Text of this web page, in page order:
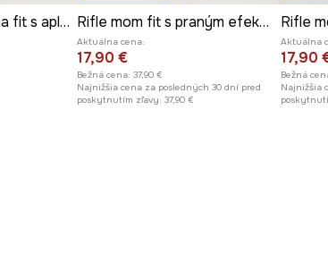
Bavlnené rifle mama fit s aplikáciou
Rifle mom fit s praným efektom
Aktuálna cena:
17,90 €
Bežná cena: 37,90 €
Najnižšia cena za posledných 30 dní pred
poskytnutím zľavy: 37,90 €
Aktuálna
17,90
Bežná
Najnižšia